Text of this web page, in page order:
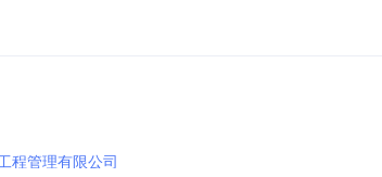
市姜山镇岭前村，阳青路以西，龙江路以南工期：45
程管理有限公司